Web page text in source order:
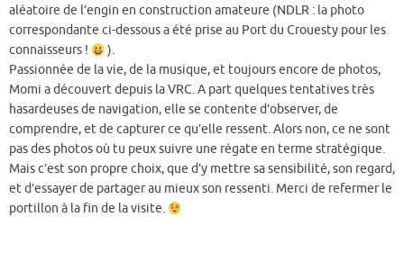
aléatoire de l’engin en construction amateure (NDLR : la photo
correspondante ci-dessous a été prise au Port du Crouesty pour les
connaisseurs !
).
Passionnée de la vie, de la musique, et toujours encore de photos,
Momi a découvert depuis la VRC. A part quelques tentatives très
hasardeuses de navigation, elle se contente d’observer, de
comprendre, et de capturer ce qu’elle ressent. Alors non, ce ne sont
pas des photos où tu peux suivre une régate en terme stratégique.
Mais c’est son propre choix, que d’y mettre sa sensibilité, son regard,
et d’essayer de partager au mieux son ressenti. Merci de refermer le
portillon à la fin de la visite.